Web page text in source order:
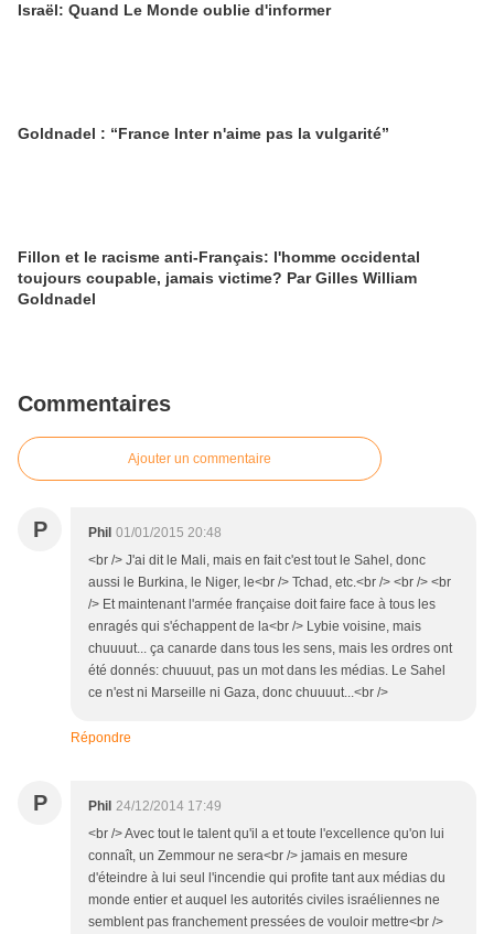
Israël: Quand Le Monde oublie d'informer
Goldnadel : “France Inter n'aime pas la vulgarité”
Fillon et le racisme anti-Français: l'homme occidental
toujours coupable, jamais victime? Par Gilles William
Goldnadel
Commentaires
Ajouter un commentaire
P Phil 01/01/2015 20:48
<br /> J'ai dit le Mali, mais en fait c'est tout le Sahel, donc
aussi le Burkina, le Niger, le<br /> Tchad, etc.<br /> <br /> <br
/> Et maintenant l'armée française doit faire face à tous les
enragés qui s'échappent de la<br /> Lybie voisine, mais
chuuuut... ça canarde dans tous les sens, mais les ordres ont
été donnés: chuuuut, pas un mot dans les médias. Le Sahel
ce n'est ni Marseille ni Gaza, donc chuuuut...<br />
Répondre
P Phil 24/12/2014 17:49
<br /> Avec tout le talent qu'il a et toute l'excellence qu'on lui
connaît, un Zemmour ne sera<br /> jamais en mesure
d'éteindre à lui seul l'incendie qui profite tant aux médias du
monde entier et auquel les autorités civiles israéliennes ne
semblent pas franchement pressées de vouloir mettre<br />